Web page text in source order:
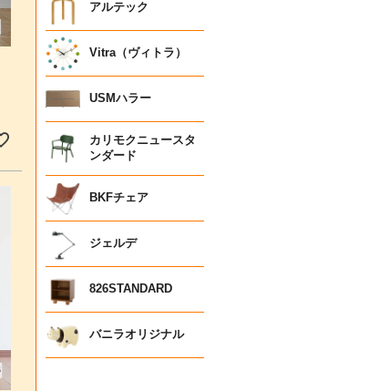
アルテック
Vitra（ヴィトラ）
USMハラー
カリモクニュースタ
ンダード
BKFチェア
ジェルデ
826STANDARD
バニラオリジナル